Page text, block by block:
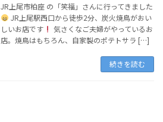
JR上尾市柏座 の「笑福」さんに行ってきました
JR上尾駅西口から徒歩2分、炭火焼鳥がおい
しいお店です
気さくなご夫婦がやっているお
店。焼鳥はもちろん、自家製のポテトサラ […]
続きを読む